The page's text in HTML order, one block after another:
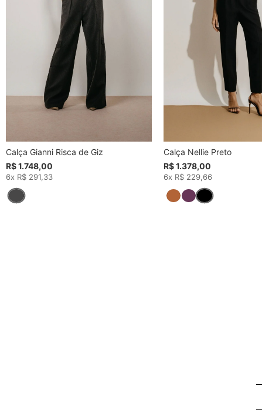
Calça Gianni Risca de Giz
R$ 1.748,00
6x R$ 291,33
Calça Nellie Preto
R$ 1.378,00
6x R$ 229,66